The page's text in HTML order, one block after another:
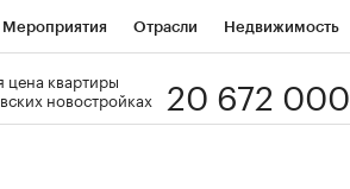
Мероприятия Отрасли Недвижимость
РБК Образование
цена квартиры
новостройках
20 672 000